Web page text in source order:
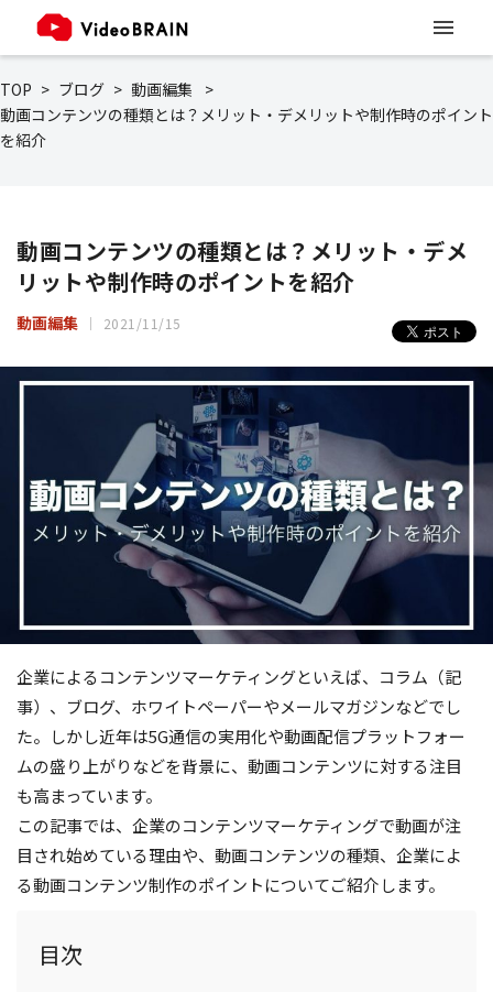
TOP ブログ
動画編集
動画コンテンツの種類とは？メリット・デメリットや制作時のポイント
を紹介
動画コンテンツの種類とは？メリット・デメ
リットや制作時のポイントを紹介
動画編集 2021/11/15
企業によるコンテンツマーケティングといえば、コラム（記
事）、ブログ、ホワイトペーパーやメールマガジンなどでし
た。しかし近年は5G通信の実用化や動画配信プラットフォー
ムの盛り上がりなどを背景に、動画コンテンツに対する注目
も高まっています。
この記事では、企業のコンテンツマーケティングで動画が注
目され始めている理由や、動画コンテンツの種類、企業によ
る動画コンテンツ制作のポイントについてご紹介します。
目次